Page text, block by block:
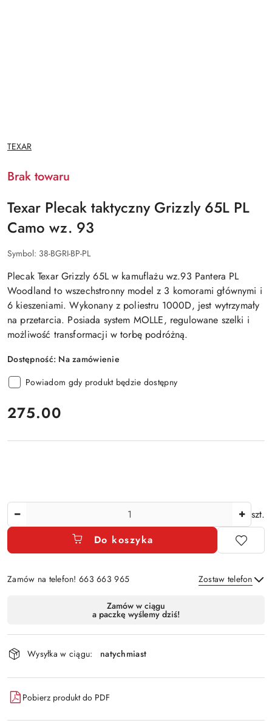
NAZWA
PRODUCENTA:
TEXAR
Brak towaru
Texar Plecak taktyczny Grizzly 65L PL
Camo wz. 93
Symbol: 38-BGRI-BP-PL
Plecak Texar Grizzly 65L w kamuflażu wz.93 Pantera PL
Woodland to wszechstronny model z 3 komorami głównymi i
6 kieszeniami. Wykonany z poliestru 1000D, jest wytrzymały
na przetarcia. Posiada system MOLLE, regulowane szelki i
możliwość transformacji w torbę podróżną.
Dostępność: Na zamówienie
Powiadom gdy produkt będzie dostępny
cena:
275.00
szt.
Do koszyka
Zamów na telefon! 663 663 965 Zostaw telefon
Wyślij
dostawa
Zamów w ciągu
a paczkę wyślemy dziś!
Wysyłka w ciągu: natychmiast
Pobierz produkt do PDF